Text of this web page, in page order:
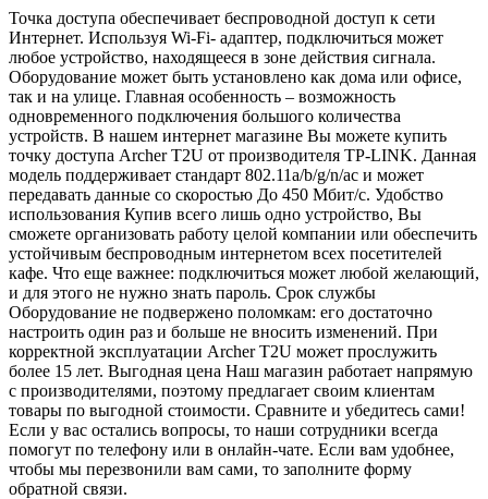
Точка доступа обеспечивает беспроводной доступ к сети
Интернет. Используя Wi-Fi- адаптер, подключиться может
любое устройство, находящееся в зоне действия сигнала.
Оборудование может быть установлено как дома или офисе,
так и на улице. Главная особенность – возможность
одновременного подключения большого количества
устройств. В нашем интернет магазине Вы можете купить
точку доступа Archer T2U от производителя TP-LINK. Данная
модель поддерживает стандарт 802.11a/b/g/n/ac и может
передавать данные со скоростью До 450 Мбит/с. Удобство
использования Купив всего лишь одно устройство, Вы
сможете организовать работу целой компании или обеспечить
устойчивым беспроводным интернетом всех посетителей
кафе. Что еще важнее: подключиться может любой желающий,
и для этого не нужно знать пароль. Срок службы
Оборудование не подвержено поломкам: его достаточно
настроить один раз и больше не вносить изменений. При
корректной эксплуатации Archer T2U может прослужить
более 15 лет. Выгодная цена Наш магазин работает напрямую
с производителями, поэтому предлагает своим клиентам
товары по выгодной стоимости. Сравните и убедитесь сами!
Если у вас остались вопросы, то наши сотрудники всегда
помогут по телефону или в онлайн-чате. Если вам удобнее,
чтобы мы перезвонили вам сами, то заполните форму
обратной связи.